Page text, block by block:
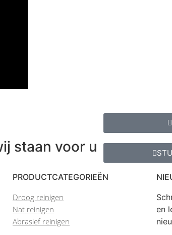
staan voor u
PRODUCTCATEGORIEËN
Droog reinigen
Nat reinigen
Abrasief reinigen
en